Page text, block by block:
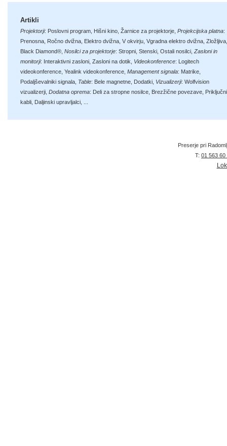
Artikli
Projektorji: Poslovni program Hišni kino Žarnice za projektorje Projekcijska platna:
Prenosna Ročno dvižna Elektro dvižna V okvirju Vgradna elektro dvižna Zložljiva
Black Diamond® Nosilci za projektorje: Stropni Stenski Ostali nosilci Zasloni in
monitorji: Interaktivni zasloni Zasloni na dotik Videokonference: Logitech
videokonference Yealink videokonference Management signala: Matrike
Podaljševalniki signala Table: Bele magnetne Dodatki Vizualizerji: Wolfvision
vizualizerji Dodatna oprema: Deli za stropne nosilce Brezžične povezave Priključni
kabli Daljinski upravljalci
Preserje pri
T: 01 563 60